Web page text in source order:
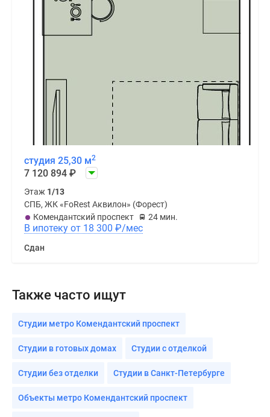
студия 25,30 м2
7 120 894 ₽
Этаж 1/13
СПБ, ЖК «FoRest Аквилон» (Форест)
Комендантский проспект
24 мин.
В ипотеку от 18 300 ₽/мес
Сдан
Также часто ищут
Студии метро Комендантский проспект
Студии в готовых домах Студии с отделкой
Студии без отделки Студии в Санкт-Петербурге
Объекты метро Комендантский проспект